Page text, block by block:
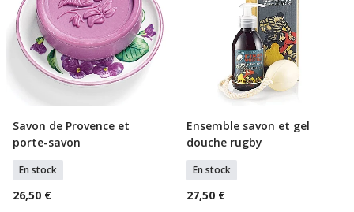
Ajouter Au Panier
Savon de Provence et
porte-savon
En stock
26,50 €
Ajouter Au Panier
Ensemble savon et gel
douche rugby
En stock
27,50 €